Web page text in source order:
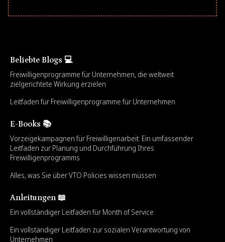
Beliebte Blogs 💻
Freiwilligenprogramme für Unternehmen, die weltweit
zielgerichtete Wirkung erzielen
Leitfaden für Freiwilligenprogramme für Unternehmen
E-Books 📚
Vorzeigekampagnen für Freiwilligenarbeit: Ein umfassender
Leitfaden zur Planung und Durchführung Ihres
Freiwilligenprogramms
Alles, was Sie über VTO Policies wissen müssen
Anleitungen 📖
Ein vollständiger Leitfaden für Month of Service
Ein vollständiger Leitfaden zur sozialen Verantwortung von
Unternehmen